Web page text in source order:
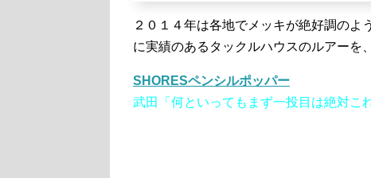
２０１４年は各地でメッキが絶好調のよ
に実績のあるタックルハウスのルアーを、
SHORESペンシルポッパー
武田「何といってもまず一投目は絶対こ